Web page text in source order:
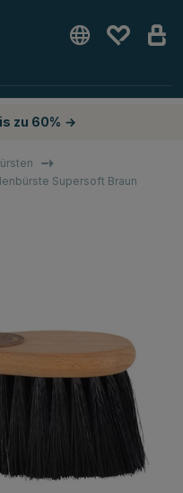
zu 60% →
Supersoft Braun